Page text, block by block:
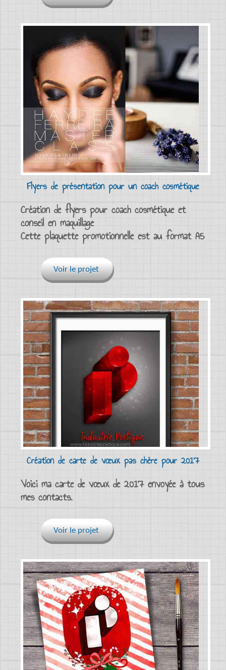
Flyers de présentation pour un coach cosmétique
Création de flyers pour coach cosmétique et
conseil en maquillage
Cette plaquette promotionnelle est au format A5
Voir le projet
Création de carte de vœux pas chère pour 2017
Voici ma carte de vœux de 2017 envoyée à tous
mes contacts.
Voir le projet